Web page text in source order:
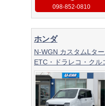
098-852-0810
ホンダ
N-WGN カスタムLタ
ETC・ドラレコ・クル
ドルシフト・電子パー